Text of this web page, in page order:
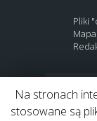
Pliki
Na stronach
stosowane są